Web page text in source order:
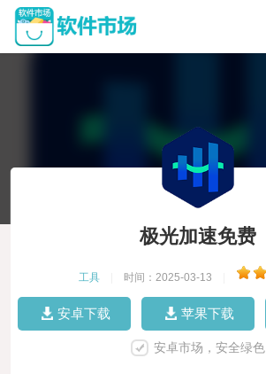
极光加速免费
工具 时间：2025-03-13
安卓下载 苹果下载
安卓市场，安全绿色